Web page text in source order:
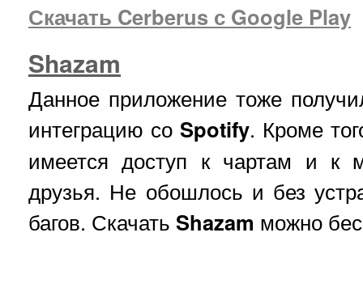
Скачать Cerberus с Google Play
Shazam
Данное приложение тоже
интеграцию со Spotify. Кроме
имеется доступ к чартам и к
друзья. Не обошлось и без
багов. Скачать Shazam можно